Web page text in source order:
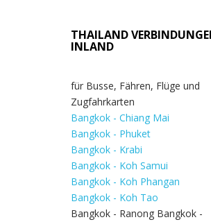
THAILAND
INLAND
für Busse, Fähren, Flüge und
Zugfahrkarten
Bangkok - Chiang Mai
Bangkok - Phuket
Bangkok - Krabi
Bangkok - Koh Samui
Bangkok - Koh Phangan
Bangkok - Koh Tao
Bangkok - Ranong Bangkok -